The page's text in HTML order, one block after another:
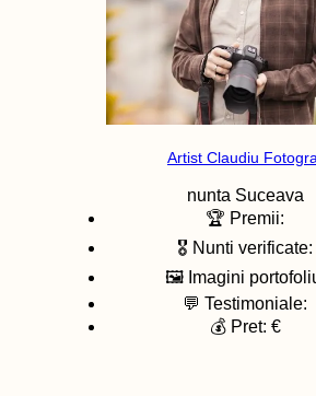
Artist Claudiu
nunta Suceava
🏆 Premii:
🎖️ Nunti verificate:
🖼️ Imagini
💬 Testimoniale:
💰 Pret: €